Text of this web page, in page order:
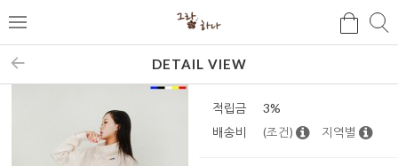
메
뉴
색
검
DETAIL VIEW
적립금
3%
배송비
(조건) 지역별